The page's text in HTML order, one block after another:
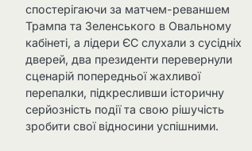
спостерігаючи за матчем-реваншем
Трампа та Зеленського в Овальному
кабінеті, а лідери ЄС слухали з сусідніх
дверей, два президенти перевернули
сценарій попередньої жахливої
перепалки, підкресливши історичну
серйозність події та свою рішучість
зробити свої відносини успішними.